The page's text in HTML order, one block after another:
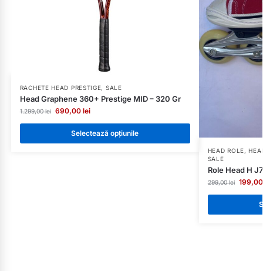
RACHETE HEAD PRESTIGE, SALE
Head Graphene 360+ Prestige MID – 320 Gr
1.299,00lei 690,00 lei
Selectează opțiunile
HEAD ROLE,
SALE
Role Head H J7
299,00lei